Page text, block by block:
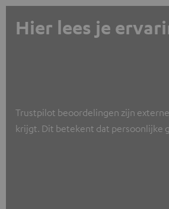
Hier lees je
Trustpilot beoordelingen zijn
krijgt. Dit betekent dat persoonlijke